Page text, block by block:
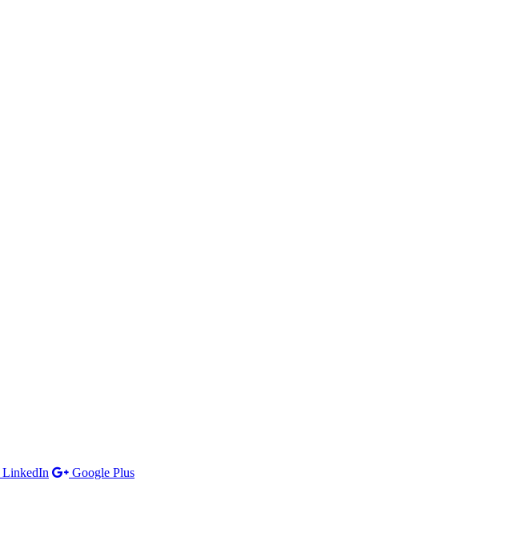
LinkedIn
Google Plus